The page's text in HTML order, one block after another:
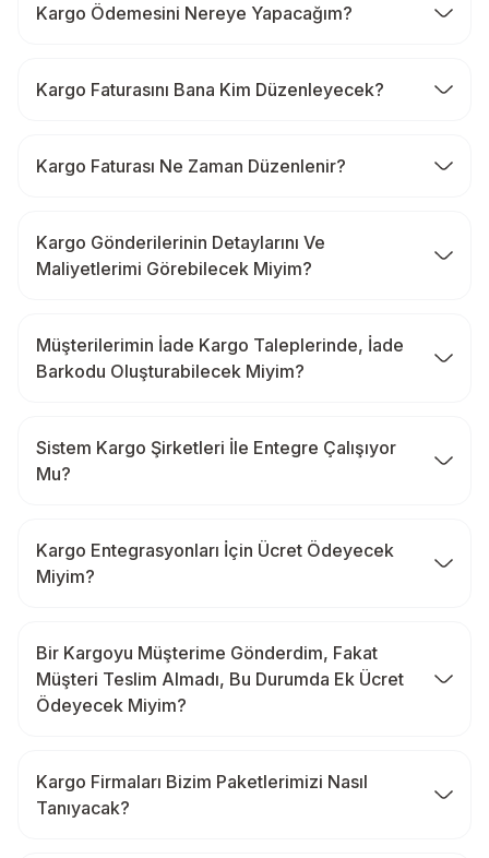
Kargo Ödemesini Nereye Yapacağım?
Kargo Faturasını Bana Kim Düzenleyecek?
Kargo Faturası Ne Zaman Düzenlenir?
Kargo Gönderilerinin Detaylarını Ve
Maliyetlerimi Görebilecek Miyim?
Müşterilerimin İade Kargo Taleplerinde, İade
Barkodu Oluşturabilecek Miyim?
Sistem Kargo Şirketleri İle Entegre Çalışıyor
Mu?
Kargo Entegrasyonları İçin Ücret Ödeyecek
Miyim?
Bir Kargoyu Müşterime Gönderdim, Fakat
Müşteri Teslim Almadı, Bu Durumda Ek Ücret
Ödeyecek Miyim?
Kargo Firmaları Bizim Paketlerimizi Nasıl
Tanıyacak?